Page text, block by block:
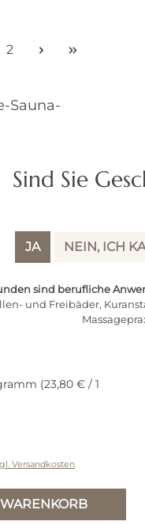
Sind Sie
JA NEIN, ICH
sind berufliche
und Freibäder,
Seite
2
Spezialität
(23,80 € / 1
Versandkosten
WARENKORB